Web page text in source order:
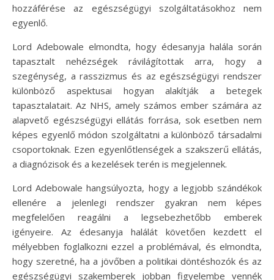
hozzáférése az egészségügyi szolgáltatásokhoz nem
egyenlő.
Lord Adebowale elmondta, hogy édesanyja halála során
tapasztalt nehézségek rávilágítottak arra, hogy a
szegénység, a rasszizmus és az egészségügyi rendszer
különböző aspektusai hogyan alakítják a betegek
tapasztalatait. Az NHS, amely számos ember számára az
alapvető egészségügyi ellátás forrása, sok esetben nem
képes egyenlő módon szolgáltatni a különböző társadalmi
csoportoknak. Ezen egyenlőtlenségek a szakszerű ellátás,
a diagnózisok és a kezelések terén is megjelennek.
Lord Adebowale hangsúlyozta, hogy a legjobb szándékok
ellenére a jelenlegi rendszer gyakran nem képes
megfelelően reagálni a legsebezhetőbb emberek
igényeire. Az édesanyja halálát követően kezdett el
mélyebben foglalkozni ezzel a problémával, és elmondta,
hogy szeretné, ha a jövőben a politikai döntéshozók és az
egészségügyi szakemberek jobban figyelembe vennék